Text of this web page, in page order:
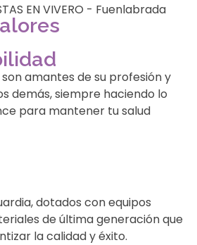
EN VIVERO - Fuenlabrada
amantes de su profesión y
demás, siempre haciendo lo
para mantener tu salud
dotados con equipos
de última generación que
la calidad y éxito.